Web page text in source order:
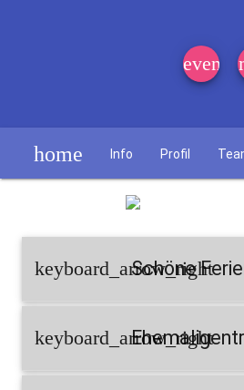
home Info Profil
keyboard_arrow_right
Schöne
keyboard_arrow_right